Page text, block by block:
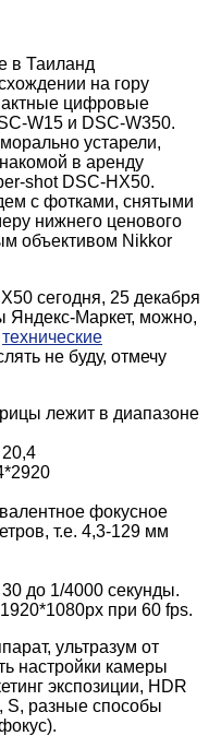
в Таиланд
на гору
цифровые
W15 и DSC-W350.
устарели,
в аренду
shot DSC-HX50.
с фотками, снятыми
нижнего ценового
объективом Nikkor
сегодня, 25 декабря
Яндекс-Маркет, можно,
технические
не буду, отмечу
лежит в диапазоне
фокусное
т.е. 4,3-129 мм
до 1/4000 секунды.
при 60 fps.
ультразум от
настройки камеры
экспозиции, HDR
S, разные способы